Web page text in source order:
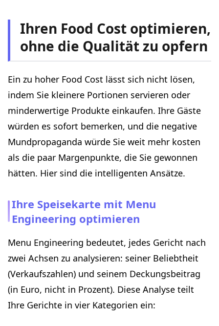
Ihren Food Cost optimieren,
ohne die Qualität zu opfern
Ein zu hoher Food Cost lässt sich nicht lösen,
indem Sie kleinere Portionen servieren oder
minderwertige Produkte einkaufen. Ihre Gäste
würden es sofort bemerken, und die negative
Mundpropaganda würde Sie weit mehr kosten
als die paar Margenpunkte, die Sie gewonnen
hätten. Hier sind die intelligenten Ansätze.
Ihre Speisekarte mit Menu
Engineering optimieren
Menu Engineering bedeutet, jedes Gericht nach
zwei Achsen zu analysieren: seiner Beliebtheit
(Verkaufszahlen) und seinem Deckungsbeitrag
(in Euro, nicht in Prozent). Diese Analyse teilt
Ihre Gerichte in vier Kategorien ein: